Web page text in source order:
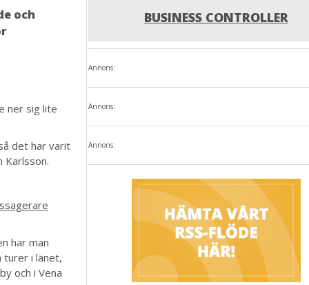
och
ner sig lite
det har varit
Karlsson.
har man
turer i länet,
och i Vena
BUSINESS CONTROLLER
Annons:
Annons:
Annons: